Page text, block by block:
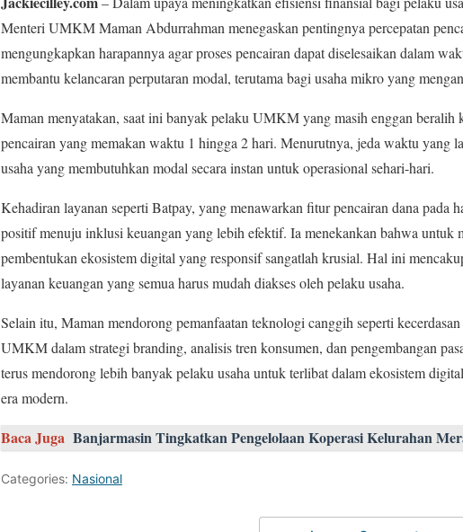
Menteri UMKM Maman Abdurrahman menegaskan pentingnya percepatan
mengungkapkan harapannya agar proses pencairan dapat diselesaikan dalam
membantu kelancaran perputaran modal, terutama bagi usaha mikro yang
Maman menyatakan, saat ini banyak pelaku UMKM yang masih enggan beralih
pencairan yang memakan waktu 1 hingga 2 hari. Menurutnya, jeda waktu yang
usaha yang membutuhkan modal secara instan untuk operasional sehari-hari.
Kehadiran layanan seperti Batpay, yang menawarkan fitur pencairan dana pada
positif menuju inklusi keuangan yang lebih efektif. Ia menekankan bahwa
pembentukan ekosistem digital yang responsif sangatlah krusial. Hal ini
layanan keuangan yang semua harus mudah diakses oleh pelaku usaha.
Selain itu, Maman mendorong pemanfaatan teknologi canggih seperti
UMKM dalam strategi branding, analisis tren konsumen, dan pengembangan
terus mendorong lebih banyak pelaku usaha untuk terlibat dalam ekosistem
era modern.
Baca Juga Banjarmasin Tingkatkan Pengelolaan Koperasi Kelurahan
Categories: Nasional